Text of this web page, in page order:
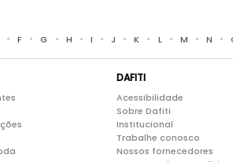
• F • G • H • I • J • K • L • M • N •
DAFITI
Acessibilidade
Sobre Dafiti
Institucional
Trabalhe conosco
Nossos fornecedores